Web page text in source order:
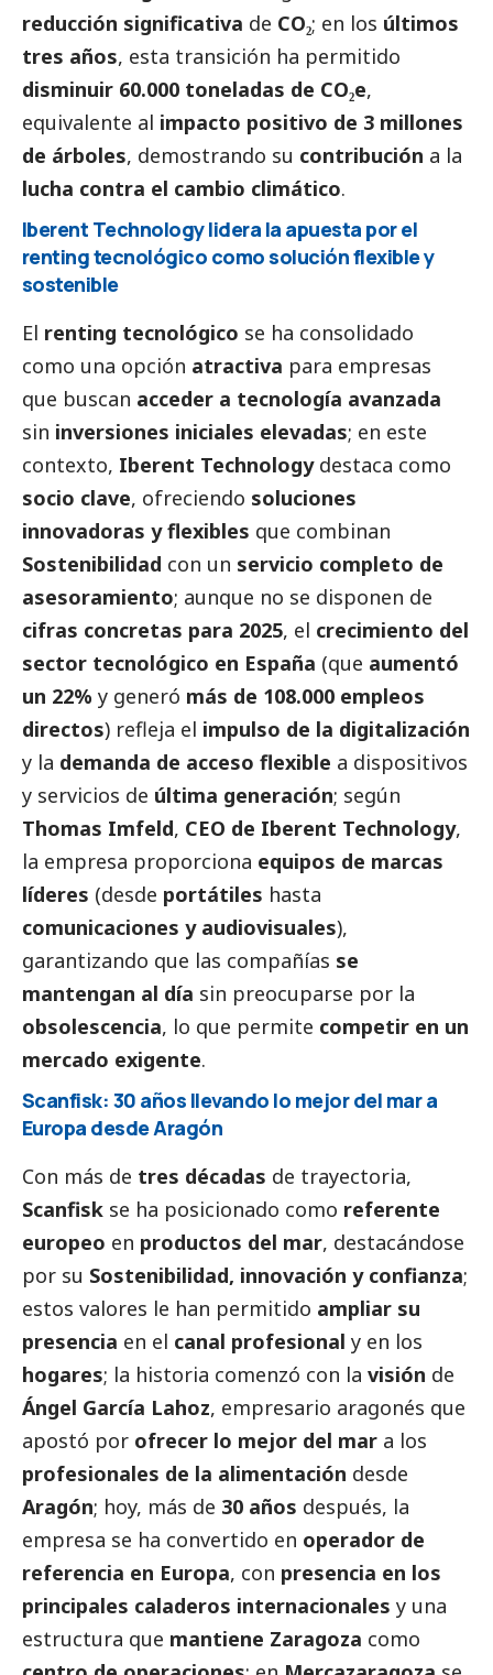
reducción significativa de CO₂; en los últimos
tres años, esta transición ha permitido
disminuir 60.000 toneladas de CO₂e,
equivalente al impacto positivo de 3 millones
de árboles, demostrando su contribución a la
lucha contra el cambio climático.
Iberent Technology lidera la apuesta por el
renting tecnológico como solución flexible y
sostenible
El renting tecnológico se ha consolidado
como una opción atractiva para empresas
que buscan acceder a tecnología avanzada
sin inversiones iniciales elevadas; en este
contexto, Iberent Technologydestaca como
socio clave, ofreciendo soluciones
innovadoras y flexibles que combinan
Sostenibilidad con un servicio completo de
asesoramiento; aunque no se disponen de
cifras concretas para 2025, el crecimiento del
sector tecnológico en España (que aumentó
un 22% y generó más de 108.000 empleos
directos) refleja el impulso de la digitalización
y la demanda de acceso flexible a dispositivos
y servicios de última generación; según
Thomas Imfeld, CEO de Iberent Technology,
la empresa proporciona equipos de marcas
líderes (desde portátiles hasta
comunicaciones y audiovisuales),
garantizando que las compañías se
mantengan al día sin preocuparse por la
obsolescencia, lo que permite competir en un
mercado exigente.
Scanfisk: 30 años llevando lo mejor del mar a
Europa desde Aragón
Con más de tres décadas de trayectoria,
Scanfisk se ha posicionado como referente
europeo en productos del mar, destacándose
por su Sostenibilidad, innovación y confianza;
estos valores le han permitido ampliar su
presencia en el canal profesional y en los
hogares; la historia comenzó con la visión de
Ángel García Lahoz, empresario aragonés que
apostó por ofrecer lo mejor del mar a los
profesionales de la alimentación desde
Aragón; hoy, más de 30 años después, la
empresa se ha convertido en operador de
referencia en Europa, con presencia en los
principales caladeros internacionales y una
estructura que mantiene Zaragoza como